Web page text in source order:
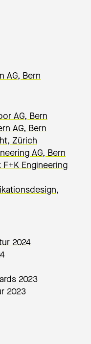
AG, Bern
AG, Bern
AG, Bern
Zürich
AG, Bern
F+K Engineering
2024
2023
2023